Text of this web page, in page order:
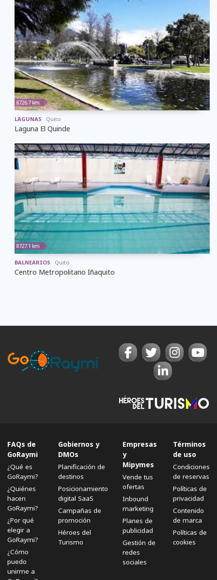
8726.7 km
LAGUNAS Quito
Laguna El Quinde
8727.1 km
BALNEARIOS Quito
Centro Metropolitano Iñaquito
FAQs de
GoRaymi
¿Qué es
GoRaymi?
¿Quiénes
hacen
GoRaymi?
¿Por qué
elegir a
GoRaymi?
¿Cómo
puedo
unirme a
Gobiernos y
DMOs
Planificación de
destinos
Posicionamiento
digital SaaS
Campañas de
promoción
Héroes del
Turismo
Empresas
y
Mipymes
Vende tus
ofertas
Inbound
marketing
Planes de
publicidad
Gestión de
redes
sociales
Términos
de uso
Condiciones
de reservas
Políticas de
privacidad
Contenido
de marca
Políticas de
cookies